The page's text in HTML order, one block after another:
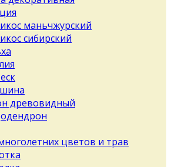
маньчжурский
сибирский
древовидный
цветов и трав